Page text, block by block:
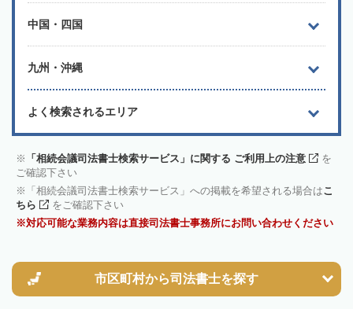
中国・四国
九州・沖縄
よく検索されるエリア
「相続会議司法書士検索サービス」に関する ご利用上の注意
を
ご確認下さい
「相続会議司法書士検索サービス」への掲載を希望される場合はこ
ちら
をご確認下さい
対応可能な業務内容は直接司法書士事務所にお問い合わせください
市区町村から司法書士を探す